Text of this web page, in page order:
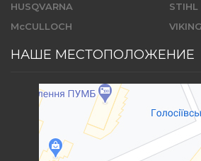
HUSQVARNA
McCULLOCH
STIHL
VIKING
НАШЕ МЕСТОПОЛОЖЕНИЕ